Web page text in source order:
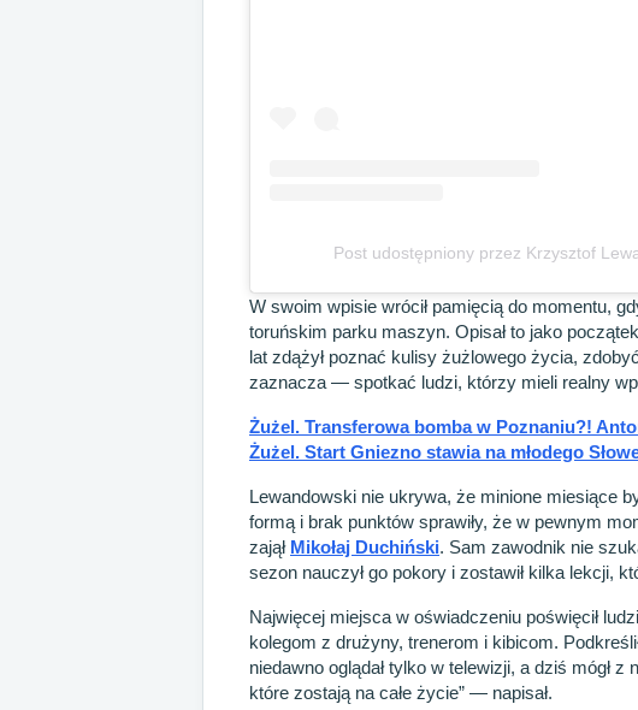
Post udostępniony przez Krzysztof
W swoim wpisie wrócił pamięcią do momentu,
toruńskim parku maszyn. Opisał to jako
lat zdążył poznać kulisy żużlowego życia,
zaznacza — spotkać ludzi, którzy mieli realny
Żużel. Transferowa bomba w Poznaniu?!
Żużel. Start Gniezno stawia na młodego
Lewandowski nie ukrywa, że minione miesiące
formą i brak punktów sprawiły, że w pewnym
zajął Mikołaj Duchiński. Sam zawodnik nie
sezon nauczył go pokory i zostawił kilka lekcji,
Najwięcej miejsca w oświadczeniu poświęcił
kolegom z drużyny, trenerom i kibicom.
niedawno oglądał tylko w telewizji, a dziś mógł z
które zostają na całe życie” — napisał.